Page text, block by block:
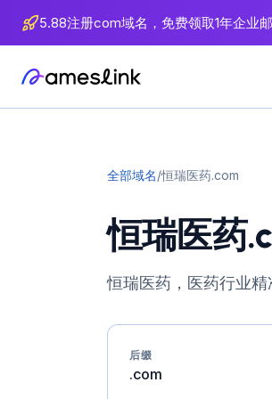
内
5.88注册com域名，免费领取1年企业
全部域名/恒瑞医药.com
恒瑞医药
恒瑞医药，医药行业精
后缀
.com